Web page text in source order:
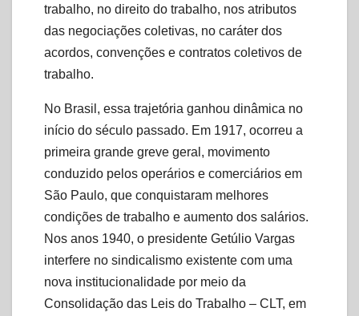
trabalho, no direito do trabalho, nos atributos
das negociações coletivas, no caráter dos
acordos, convenções e contratos coletivos de
trabalho.
No Brasil, essa trajetória ganhou dinâmica no
início do século passado. Em 1917, ocorreu a
primeira grande greve geral, movimento
conduzido pelos operários e comerciários em
São Paulo, que conquistaram melhores
condições de trabalho e aumento dos salários.
Nos anos 1940, o presidente Getúlio Vargas
interfere no sindicalismo existente com uma
nova institucionalidade por meio da
Consolidação das Leis do Trabalho – CLT, em